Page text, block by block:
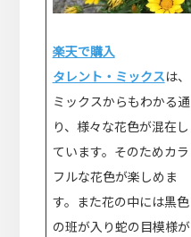
楽天で購入
タレント・ミックスは、
ミックスからもわかる通
り、様々な花色が混在し
ています。そのためカラ
フルな花色が楽しめま
す。また花の中には黒色
の班が入り蛇の目模様が